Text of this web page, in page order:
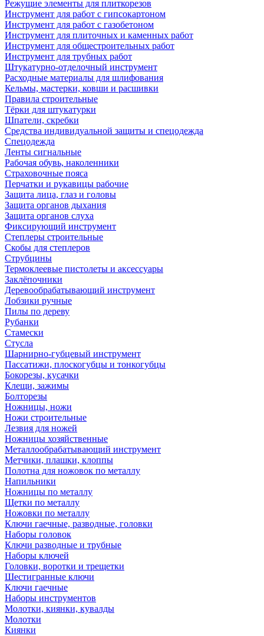
Режущие элементы для плиткорезов
Инструмент для работ с гипсокартоном
Инструмент для работ с газобетоном
Инструмент для плиточных и каменных работ
Инструмент для общестроительных работ
Инструмент для трубных работ
Штукатурно-отделочный инструмент
Расходные материалы для шлифования
Кельмы, мастерки, ковши и расшивки
Правила строительные
Тёрки для штукатурки
Шпатели, скребки
Средства индивидуальной защиты и спецодежда
Спецодежда
Ленты сигнальные
Рабочая обувь, наколенники
Страховочные пояса
Перчатки и рукавицы рабочие
Защита лица, глаз и головы
Защита органов дыхания
Защита органов слуха
Фиксирующий инструмент
Степлеры строительные
Скобы для степлеров
Струбцины
Термоклеевые пистолеты и аксессуары
Заклёпочники
Деревообрабатывающий инструмент
Лобзики ручные
Пилы по дереву
Рубанки
Стамески
Стусла
Шарнирно-губцевый инструмент
Пассатижи, плоскогубцы и тонкогубцы
Бокорезы, кусачки
Клещи, зажимы
Болторезы
Ножницы, ножи
Ножи строительные
Лезвия для ножей
Ножницы хозяйственные
Металлообрабатывающий инструмент
Метчики, плашки, клоппы
Полотна для ножовок по металлу
Напильники
Ножницы по металлу
Щетки по металлу
Ножовки по металлу
Ключи гаечные, разводные, головки
Наборы головок
Ключи разводные и трубные
Наборы ключей
Головки, воротки и трещетки
Шестигранные ключи
Ключи гаечные
Наборы инструментов
Молотки, киянки, кувалды
Молотки
Киянки